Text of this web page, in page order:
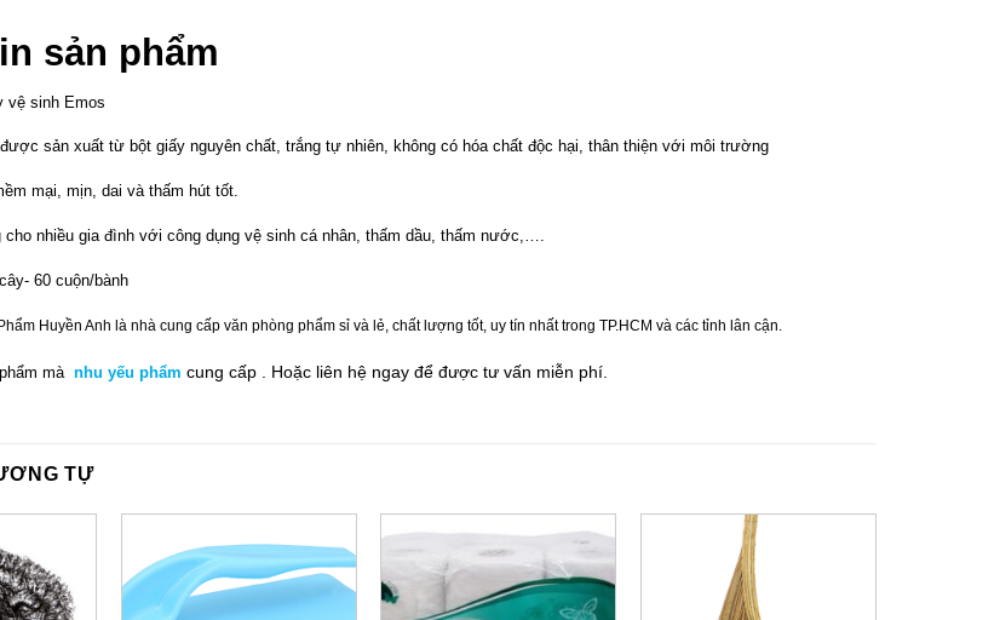
sản phẩm
vệ sinh Emos
sản xuất từ bột giấy nguyên chất, trắng tự nhiên, không có hóa chất độc hại, thân thiện với môi trường
mại, mịn, dai và thấm hút tốt.
cho nhiều gia đình với công dụng vệ sinh cá nhân, thấm dầu, thấm nước,….
60 cuộn/bành
Huyền Anh là nhà cung cấp văn phòng phẩm sỉ và lẻ, chất lượng tốt, uy tín nhất trong TP.HCM và các tỉnh lân cận.
mà nhu yếu phẩm cung cấp . Hoặc liên hệ ngay để được tư vấn miễn phí.
TỰ